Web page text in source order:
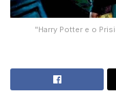
"Harry Potter e o